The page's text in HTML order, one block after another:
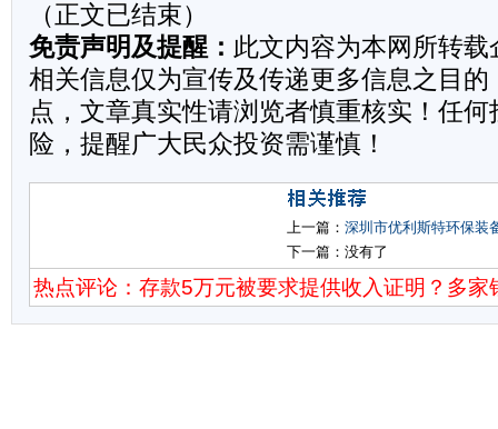
（正文已结束）
免责声明及提醒： 此文内容为本网所转
相关信息仅为宣传及传递更多信息之目
点，文章真实性请浏览者慎重核实！任
险，提醒广大民众投资需谨慎！
上一篇： 深圳市优利斯特环保装
下一篇：没有了
热点评论：存款5万元被要求提供收入证明？多家